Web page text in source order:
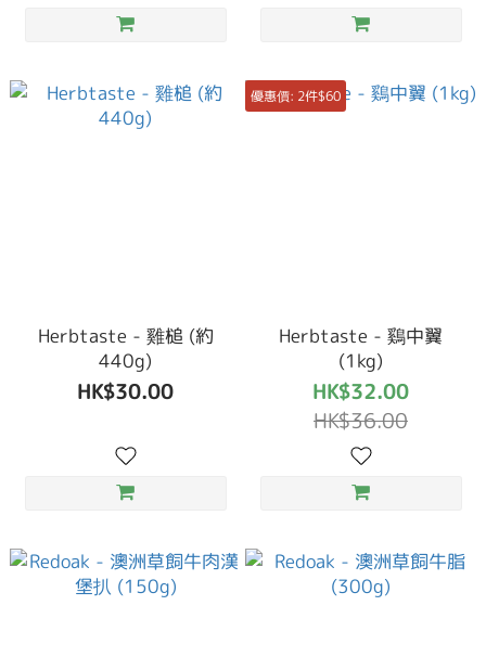
Herbtaste - 雞槌 (約
440g)
HK$30.00
優惠價: 2件$60
Herbtaste - 鷄中翼
(1kg)
HK$32.00
HK$36.00